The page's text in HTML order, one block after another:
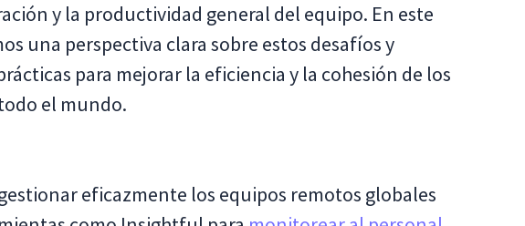
y la productividad general del equipo. En este
una perspectiva clara sobre estos desafíos y
para mejorar la eficiencia y la cohesión de los
el mundo.
eficazmente los equipos remotos globales